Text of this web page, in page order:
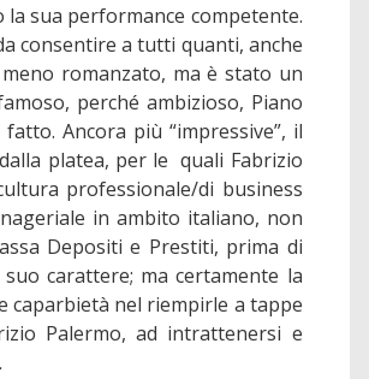
sua performance competente.
consentire a tutti quanti, anche
romanzato, ma è stato un
perché ambizioso, Piano
Ancora più “impressive”, il
platea, per le quali Fabrizio
professionale/di business
in ambito italiano, non
Depositi e Prestiti, prima di
carattere; ma certamente la
caparbietà nel riempirle a tappe
Palermo, ad intrattenersi e